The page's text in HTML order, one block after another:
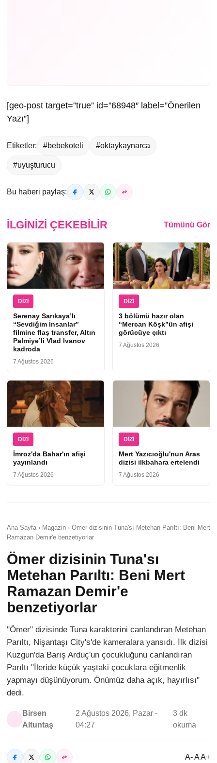
[geo-post target=”true” id=”68948″ label=”Önerilen
Yazı”]
Etiketler: #bebekoteli #oktaykaynarca
#uyuşturucu
Bu haberi paylaş:
İLGINIZI ÇEKEBILIR Tümünü Gör
DIZI
Serenay Sarıkaya’lı
“Sevdiğim İnsanlar”
filmine flaş transfer, Altın
Palmiye’li Vlad Ivanov
kadroda
7 Ağustos 2026
DIZI
3 bölümü hazır olan
“Mercan Köşk”ün afişi
görücüye çıktı
7 Ağustos 2026
DIZI
İmroz'da Bahar'ın afişi
yayınlandı
7 Ağustos 2026
DIZI
Mert Yazıcıoğlu'nun Aras
dizisi ilkbahara ertelendi
7 Ağustos 2026
Ana Sayfa › Magazin › Ömer dizisinin Tuna'sı Metehan Parıltı: Beni Mert
Ramazan Demir'e benzetiyorlar
Ömer dizisinin Tuna'sı
Metehan Parıltı: Beni Mert
Ramazan Demir'e
benzetiyorlar
"Ömer" dizisinde Tuna karakterini canlandıran Metehan
Parıltı, Nişantaşı City's'de kameralara yansıdı. İlk dizisi
Kuzgun'da Barış Arduç'un çocukluğunu canlandıran
Parıltı "İleride küçük yaştaki çocuklara eğitmenlik
yapmayı düşünüyorum. Önümüz daha açık, hayırlısı"
dedi.
Birsen
Altuntaş
2 Ağustos 2026, Pazar -
04:27
3 dk
okuma
A- A A+